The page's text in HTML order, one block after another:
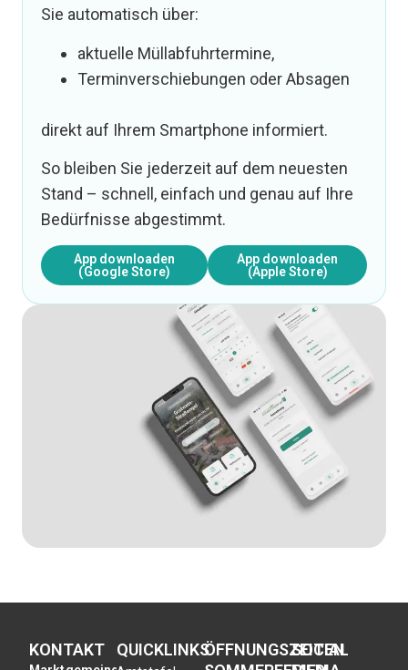
Sie automatisch über:
aktuelle Müllabfuhrtermine,
Terminverschiebungen oder Absagen
direkt auf Ihrem Smartphone informiert.
So bleiben Sie jederzeit auf dem neuesten
Stand – schnell, einfach und genau auf Ihre
Bedürfnisse abgestimmt.
App downloaden
(Google Store)
App downloaden
(Apple Store)
KONTAKT QUICKLINKSÖFFNUNGSZEITEN
SOCIAL